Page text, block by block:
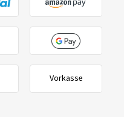
Vorkasse